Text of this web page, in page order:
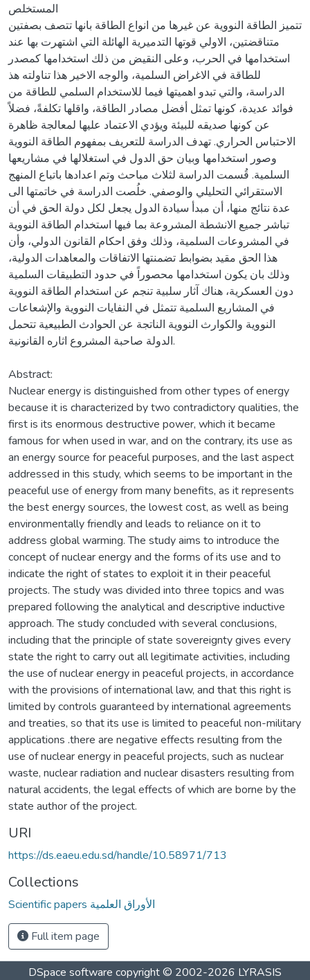
المستخلص
تتميز الطاقة النووية عن غيرها من انواع الطاقة بانها تتصف بصفتين
متناقضتين، الاولي قوتها التدميرية الهائلة التي اشتهرت بها عند
استخدامها في الحرب، وعلى النقيض من ذلك استخدامها كمصدر
للطاقة في الاغراض السلمية، والوجه الاخير هذا تناولته هذ
الدراسة، والتي تبدو اهميتها فيما للاستخدام السلمي للطاقة من
فوائد عديدة، كونها تمثل أفضل مصادر الطاقة، واقلها تكلفةً، فضلاً
عن كونها صديقه للبيئة ويؤدي الاعتماد عليها لمعالجة ظاهرة
الاحتباس الحراري. تهدف الدراسة للتعريف بمفهوم الطاقة النووية
وصور استخدامها وبيان حق الدول في استغلالها في مشاريعها
السلمية. قُسمت الدراسة لثلاث مباحث وتم اعدادها باتباع المنهج
الاستقرائي التحليلي والوصفي. خلُصت الدراسة في خاتمتها الى
عدة نتائج منها، أن مبدأ سيادة الدول يجعل لكل دولة الحق في أن
تباشر جميع الانشطة المشروعة بما فيها استخدام الطاقة النووية
في المشروعات السلمية، وذلك وفق احكام القانون الدولي، وأن
هذا الحق مقيد بضوابط تضمنتها الاتفاقات والمعاهدات الدولية،
وذلك بان يكون استخدامها محصوراً في حدود التطبيقات السلمية
دون العسكرية، هناك آثار سلبية تنجم عن استخدام الطاقة النووية
في المشاريع السلمية تتمثل في النفايات النووية والإشعاعات
النووية والكوارث النووية الناتجة عن الحوادث الطبيعية تتحمل
الدولة صاحبة المشروع اثاره القانونية.
Abstract:
Nuclear energy is distinguished from other types of energy
because it is characterized by two contradictory qualities, the
first is its enormous destructive power, which it became
famous for when used in war, and on the contrary, its use as
an energy source for peaceful purposes, and the last aspect
addressed in this study, which seems to be important in the
peaceful use of energy from many benefits, as it represents
the best energy sources, the lowest cost, as well as being
environmentally friendly and leads to reliance on it to
address global warming. The study aims to introduce the
concept of nuclear energy and the forms of its use and to
indicate the right of states to exploit it in their peaceful
projects. The study was divided into three topics and was
prepared following the analytical and descriptive inductive
approach. The study concluded with several conclusions,
including that the principle of state sovereignty gives every
state the right to carry out all legitimate activities, including
the use of nuclear energy in peaceful projects, in accordance
with the provisions of international law, and that this right is
limited by controls guaranteed by international agreements
and treaties, so that its use is limited to peaceful non-military
applications .there are negative effects resulting from the
use of nuclear energy in peaceful projects, such as nuclear
waste, nuclear radiation and nuclear disasters resulting from
natural accidents, the legal effects of which are borne by the
state author of the project.
URI
https://ds.eaeu.edu.sd/handle/10.58971/713
Collections
Scientific papers الأوراق العلمية
Full item page
DSpace software copyright © 2002-2026 LYRASIS